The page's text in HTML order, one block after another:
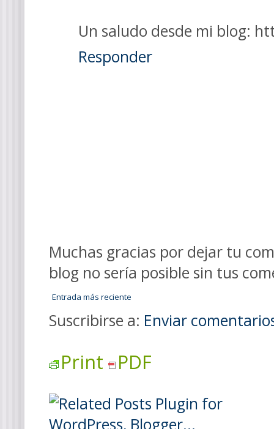
Un saludo desde mi blog:
Responder
Muchas gracias por dejar tu
blog no sería posible sin tus
Entrada más reciente
Suscribirse a: Enviar
Print PDF